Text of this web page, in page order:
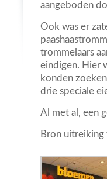
aangeboden
Ook was er
trommelaars
eindigen. Hier
konden
drie speciale
Al met al, een
Bron uitreiking